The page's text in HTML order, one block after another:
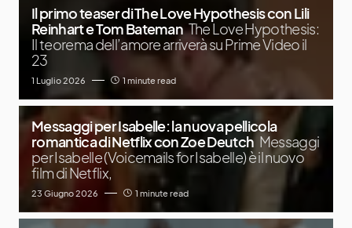
Il primo teaser di The Love Hypothesis con Lili
Reinhart e Tom Bateman The Love Hypothesis:
Il teorema dell’amore arriverà su Prime Video il
23
1 Luglio 2026 1 minute read
Messaggi per Isabelle: la nuova pellicola
romantica di Netflix con Zoe Deutch Messaggi
per Isabelle (Voicemails for Isabelle) è il nuovo
film di Netflix,
23 Giugno 2026 1 minute read